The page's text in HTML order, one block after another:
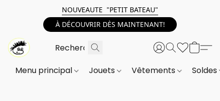
NOUVEAUTE "PETIT BATEAU"
À DÉCOUVRIR DÈS MAINTENANT!
Menu principal Jouets Vêtements Soldes